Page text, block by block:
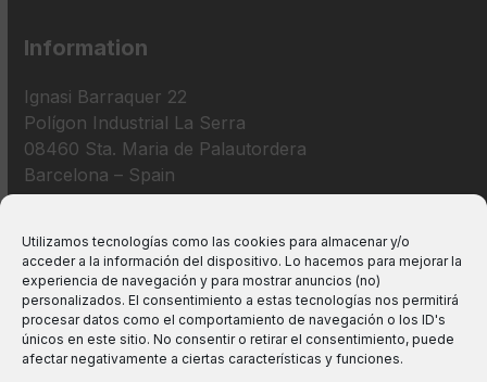
Utilizamos tecnologías como las cookies para almacenar y/o
acceder a la información del dispositivo. Lo hacemos para mejorar la
experiencia de navegación y para mostrar anuncios (no)
personalizados. El consentimiento a estas tecnologías nos permitirá
procesar datos como el comportamiento de navegación o los ID's
únicos en este sitio. No consentir o retirar el consentimiento, puede
afectar negativamente a ciertas características y funciones.
Information
Ignasi Barraquer 22
Polígon Industrial La Serra
08460 Sta. Maria de Palautordera
Barcelona – Spain
info@m2bswitches.com